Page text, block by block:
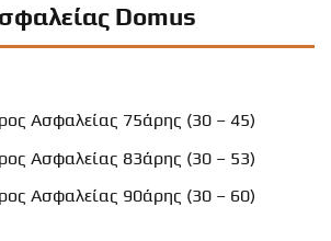
Domus
Ασφαλείας 75άρης (30 – 45)
Ασφαλείας 83άρης (30 – 53)
Ασφαλείας 90άρης (30 – 60)